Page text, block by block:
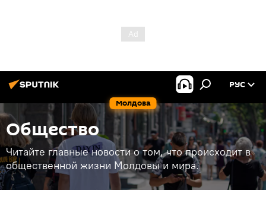
Молдова
РУС
Общество
Читайте главные новости о том, что происходит в
общественной жизни Молдовы и мира.